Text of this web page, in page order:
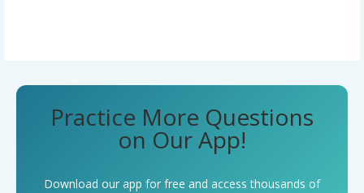
Practice More Questions
on Our App!
Download our app for free and access thousands of